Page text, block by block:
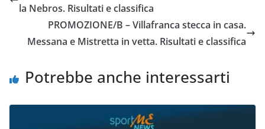
o
e
r
A
p
i
n
v
i
la Nebros. Risultati e classifica
PROMOZIONE/B – Villafranca stecca in casa.
Messana e Mistretta in vetta. Risultati e classifica
Potrebbe anche interessarti